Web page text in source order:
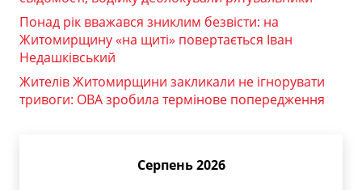
Понад рік вважався зниклим безвісти: на
Житомирщину «на щиті» повертається Іван
Недашківський
Жителів Житомирщини закликали не ігнорувати
тривоги: ОВА зробила термінове попередження
Серпень 2026